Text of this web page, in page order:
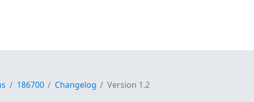
186700 Changelog Version 1.2